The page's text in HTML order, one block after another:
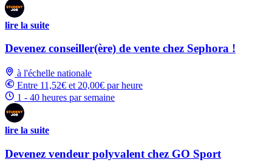
lire la suite
Devenez conseiller(ère) de vente chez Sephora !
à l'échelle nationale
Entre 11,52€ et 20,00€ par heure
1 - 40 heures par semaine
lire la suite
Devenez vendeur polyvalent chez GO Sport